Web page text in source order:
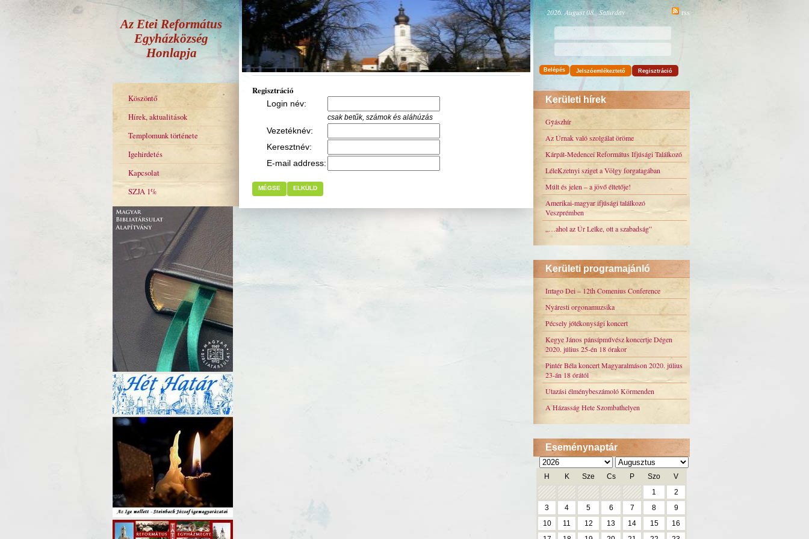
Az Etei Református
Egyházközség
Honlapja
Köszöntő
Hírek, aktualitások
Templomunk története
Igehirdetés
Kapcsolat
SZJA 1%
Regisztráció
Login név:
csak betűk, számok és aláhúzás
Vezetéknév:
Keresztnév:
E-mail address:
MÉGSE ELKÜLD
rss
2026. August 08., Saturday
Belépés Jelszóemlékeztető Regisztráció
Kerületi hírek
Gyászhír
Az Úrnak való szolgálat öröme
Kárpát-Medencei Református Ifjúsági Találkozó
LéleKzetnyi sziget a Völgy forgatagában
Múlt és jelen – a jövő éltetője!
Amerikai-magyar ifjúsági találkozó
Veszprémben
„…ahol az Úr Lelke, ott a szabadság”
Kerületi programajánló
Imago Dei – 12th Comenius Conference
Nyáresti orgonamuzsika
Pécsely jótékonysági koncert
Kegye János pánsípművész koncertje Dégen
2020. július 25-én 18 órakor
Pintér Béla koncert Magyaralmáson 2020. július
23-án 18 órától
Utazási élménybeszámoló Körmenden
A Házasság Hete Szombathelyen
Eseménynaptár
H K Sze Cs P Szo
V
1
2
3
4 5 6 7 8
9
10
11 12 13 14 15
16